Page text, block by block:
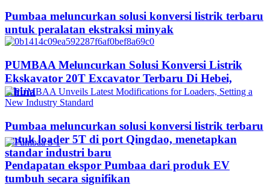
Pumbaa meluncurkan solusi konversi listrik terbaru
untuk peralatan ekstraksi minyak
PUMBAA Meluncurkan Solusi Konversi Listrik
Ekskavator 20T Excavator Terbaru Di Hebei,
China
Pumbaa meluncurkan solusi konversi listrik terbaru
untuk loader 5T di port Qingdao, menetapkan
standar industri baru
Pendapatan ekspor Pumbaa dari produk EV
tumbuh secara signifikan